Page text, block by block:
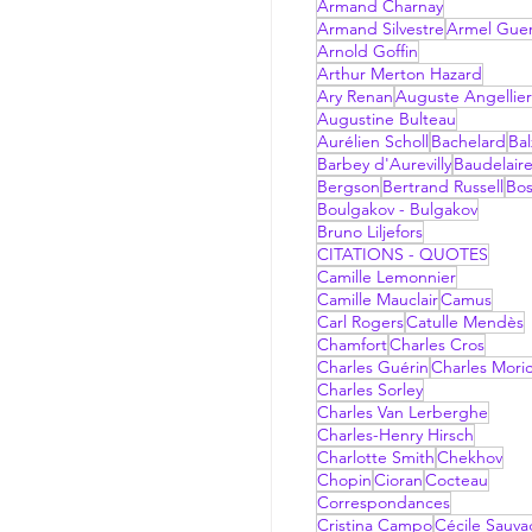
Armand Charnay
Armand SilvestreArmel
Arnold Goffin
Arthur Merton Hazard
Ary RenanAuguste Angellier
Augustine Bulteau
Aurélien Scholl Bachelard
Barbey d'AurevillyBaudelaire
Bergson Bertrand Russell
Boulgakov - Bulgakov
Bruno Liljefors
CITATIONS - QUOTES
Camille Lemonnier
Camille MauclairCamus
Carl RogersCatulle Mendès
ChamfortCharles Cros
Charles GuérinCharles
Charles Sorley
Charles Van Lerberghe
Charles-Henry Hirsch
Charlotte SmithChekhov
ChopinCioranCocteau
Correspondances
Cristina CampoCécile